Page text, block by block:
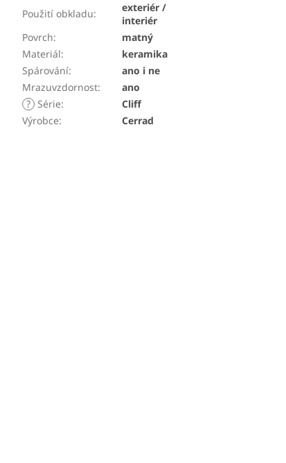
Použití obkladu:
exteriér /
interiér
Povrch:
matný
Materiál:
keramika
Spárování:
ano i ne
Mrazuvzdornost:
ano
? Série:
Cliff
Výrobce: Cerrad